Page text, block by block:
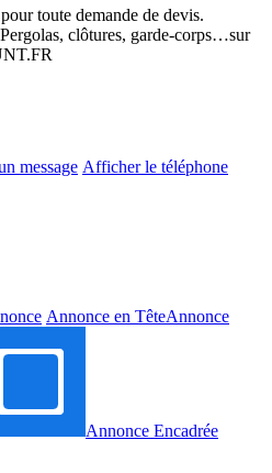
toute demande de devis.
clôtures, garde-corps…sur
message Afficher le téléphone
Annonce en TêteAnnonce
Annonce Encadrée